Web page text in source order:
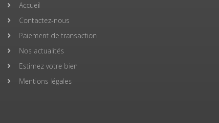
Accueil
Contactez-nous
Paiement de transaction
Nos actualités
Estimez votre bien
Mentions légales